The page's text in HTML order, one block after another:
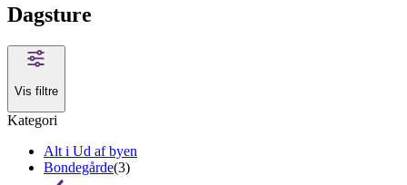
Dagsture
Vis filtre
Kategori
Alt i Ud af byen
Bondegårde(3)